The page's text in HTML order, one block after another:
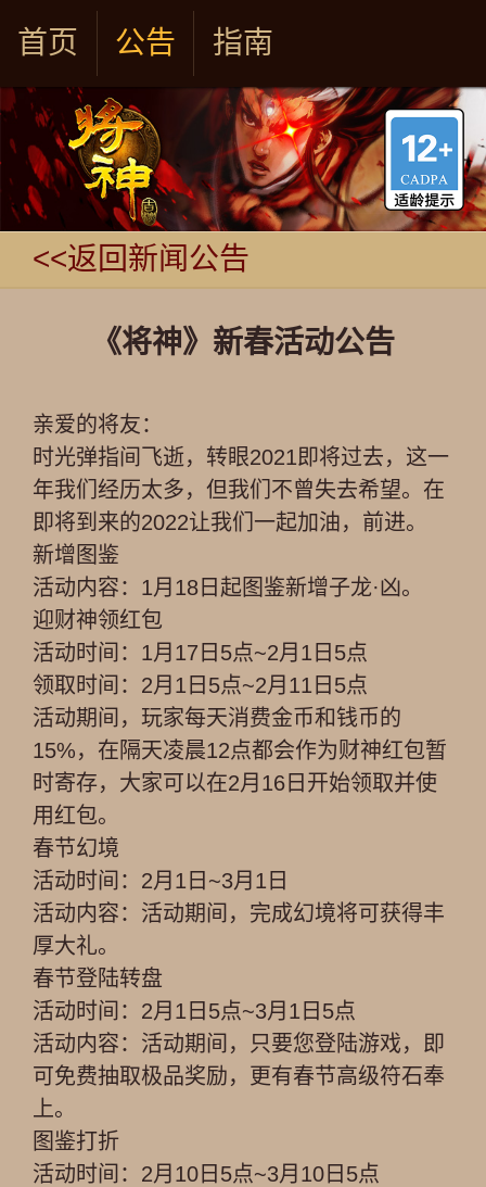
首页 公告 指南
<<返回新闻公告
《将神》新春活动公告
亲爱的将友：
时光弹指间飞逝，转眼2021即将过去，这一
年我们经历太多，但我们不曾失去希望。在
即将到来的2022让我们一起加油，前进。
新增图鉴
活动内容：1月18日起图鉴新增子龙·凶。
迎财神领红包
活动时间：1月17日5点~2月1日5点
领取时间：2月1日5点~2月11日5点
活动期间，玩家每天消费金币和钱币的
15%，在隔天凌晨12点都会作为财神红包暂
时寄存，大家可以在2月16日开始领取并使
用红包。
春节幻境
活动时间：2月1日~3月1日
活动内容：活动期间，完成幻境将可获得丰
厚大礼。
春节登陆转盘
活动时间：2月1日5点~3月1日5点
活动内容：活动期间，只要您登陆游戏，即
可免费抽取极品奖励，更有春节高级符石奉
上。
图鉴打折
活动时间：2月10日5点~3月10日5点